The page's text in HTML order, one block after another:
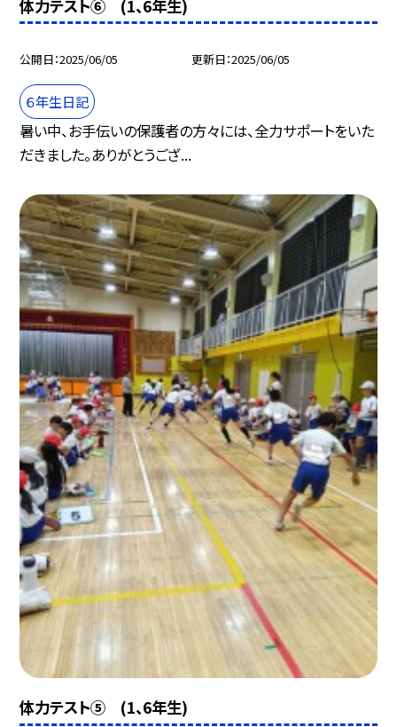
体力テスト⑥ (1、6年生)
公開日 2025/06/05 更新日 2025/06/05
６年生日記
暑い中、お手伝いの保護者の方々には、全力サポートをいた
だきました。ありがとうござ...
体力テスト⑤ (1、6年生)